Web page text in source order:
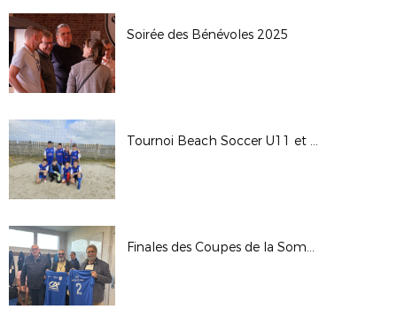
Soirée des Bénévoles 2025
Tournoi Beach Soccer U11 et U13
Finales des Coupes de la Somme Seniors 2025